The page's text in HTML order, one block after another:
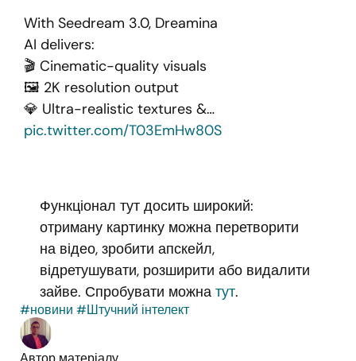
With Seedream 3.0, Dreamina
AI delivers:
🎬 Cinematic-quality visuals
🖼️ 2K resolution output
💎 Ultra-realistic textures &…
pic.twitter.com/T03EmHw80S
Функціонал тут досить широкий:
отриману картинку можна перетворити
на відео, зробити апскейл,
відретушувати, розширити або видалити
зайве. Спробувати можна тут.
#новини #Штучний інтелект